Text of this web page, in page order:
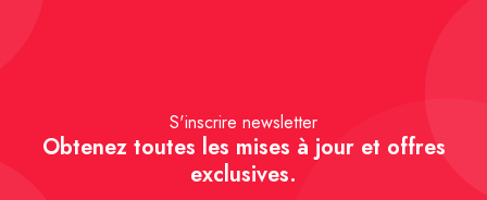
S'inscrire newsletter
Obtenez toutes les mises à jour et offres
exclusives.